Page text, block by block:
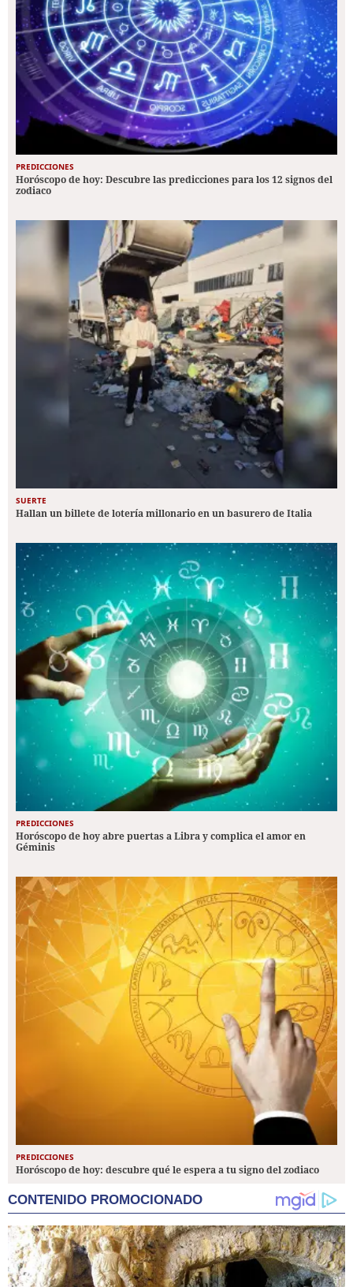
PREDICCIONES
Horóscopo de hoy: Descubre las predicciones para los 12 signos del
zodiaco
SUERTE
Hallan un billete de lotería millonario en un basurero de Italia
PREDICCIONES
Horóscopo de hoy abre puertas a Libra y complica el amor en
Géminis
PREDICCIONES
Horóscopo de hoy: descubre qué le espera a tu signo del zodiaco
CONTENIDO PROMOCIONADO